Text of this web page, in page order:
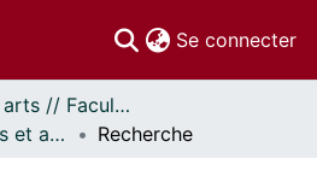
Se connecter
Faculté des arts // Faculty of Arts
Études canadiennes et autochtones // Canadian and Aboriginal Studies
Recherche